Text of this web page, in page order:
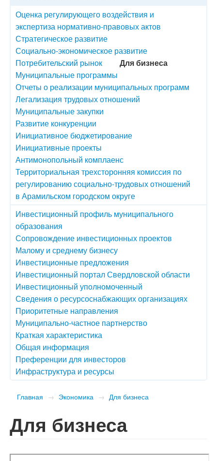
Оценка регулирующего воздействия и
экспертиза нормативно-правовых актов
Стратегическое развитие
Социально-экономическое развитие
Потребительский рынок
Для бизнеса
Муниципальные программы
Отчеты о реализации муниципальных программ
Легализация трудовых отношений
Муниципальные закупки
Развитие конкуренции
Инициативное бюджетирование
Инициативные проекты
Антимонопольный комплаенс
Территориальная трехсторонняя комиссия по
регулированию социально-трудовых отношений
в Арамильском городском округе
Инвестиционный профиль муниципального
образования
Сопровождение инвестиционных проектов
Малому и среднему бизнесу
Инвестиционные предложения
Инвестиционный портал Свердловской области
Инвестиционный уполномоченный
Сведения о ресурсоснабжающих организациях
Приоритетные направления
Муниципально-частное партнерство
Краткая характеристика
Общая информация
Преференции для инвесторов
Инфраструктура и ресурсы
Главная → Экономика → Для бизнеса
Для бизнеса